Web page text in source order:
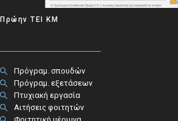
Πρώην ΤΕΙ ΚΜ
Πρόγραμ. σπουδών
Πρόγραμ. εξετάσεων
Πτυχιακή εργασία
Αιτήσεις φοιτητών